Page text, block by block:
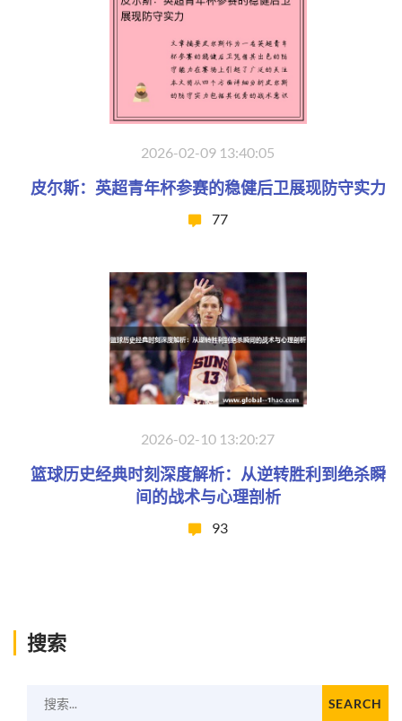
2026-02-09 13:40:05
皮尔斯：英超青年杯参赛的稳健后卫展现防守实力
77
2026-02-10 13:20:27
篮球历史经典时刻深度解析：从逆转胜利到绝杀瞬
间的战术与心理剖析
93
搜索
搜索... SEARCH